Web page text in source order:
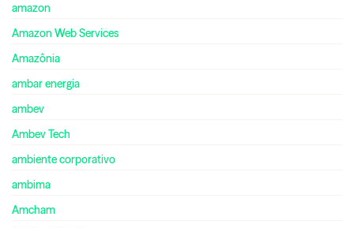
amazon
Amazon Web Services
Amazônia
ambar energia
ambev
Ambev Tech
ambiente corporativo
ambima
Amcham